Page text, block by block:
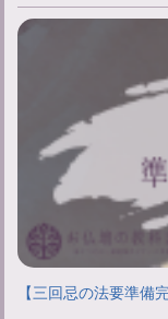
【三回忌の法要準備